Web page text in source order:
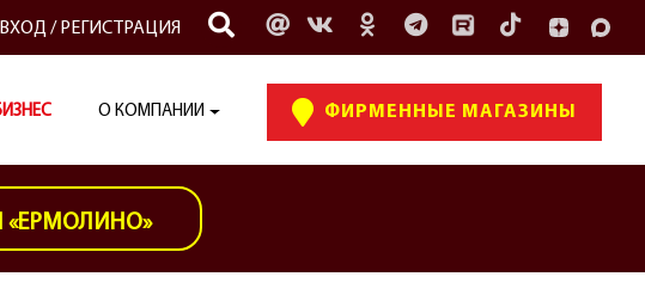
ВХОД/ РЕГИСТРАЦИЯ
О КОМПАНИИ ФИРМЕННЫЕ МАГАЗИНЫ
«ЕРМОЛИНО»